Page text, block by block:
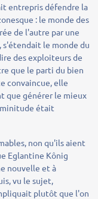
entrepris défendre la
: le monde des
de l'autre par une
le monde du
des exploiteurs de
que le parti du bien
convaincue, elle
que générer le mieux
était
non qu'ils aient
Eglantine Kônig
nouvelle et à
vu le sujet,
plutôt que l'on